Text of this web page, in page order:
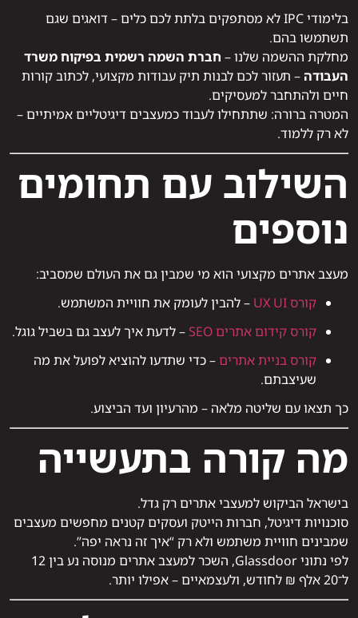
בלימודי IPC לא מסתפקים בלתת לכם כלים – דואגים שגם
תשתמשו בהם.
מחלקת ההשמה שלנו – חברת השמה רשמית בפיקוח משרד
העבודה – תעזור לכם לבנות תיק עבודות מקצועי, לכתוב קורות
חיים ולהתחבר למעסיקים.
המטרה ברורה: שתתחילו לעבוד כמעצבים דיגיטליים אמיתיים –
לא רק ללמוד.
השילוב עם תחומים
נוספים
מעצב אתרים מקצועי הוא מי שמבין גם את העולם שמסביב:
קורס UX UI
– להבין לעומק את חוויית המשתמש.
קורס קידום אתרים SEO
– לדעת איך לעצב גם בשביל גוגל.
קורס בניית אתרים – כדי שתדעו להוציא לפועל את מה
שעיצבתם.
כך תצאו עם שליטה מלאה – מהרעיון ועד הביצוע.
מה קורה בתעשייה
בישראל הביקוש למעצבי אתרים רק גדל.
סוכנויות דיגיטל, חברות הייטק ועסקים קטנים מחפשים מעצבים
שמבינים חוויית משתמש ולא רק “איך זה נראה יפה”.
לפי נתוני Glassdoor, השכר למעצב אתרים מנוסה נע בין 12
ל־20 אלף ₪ לחודש, ולעצמאיים – אפילו יותר.